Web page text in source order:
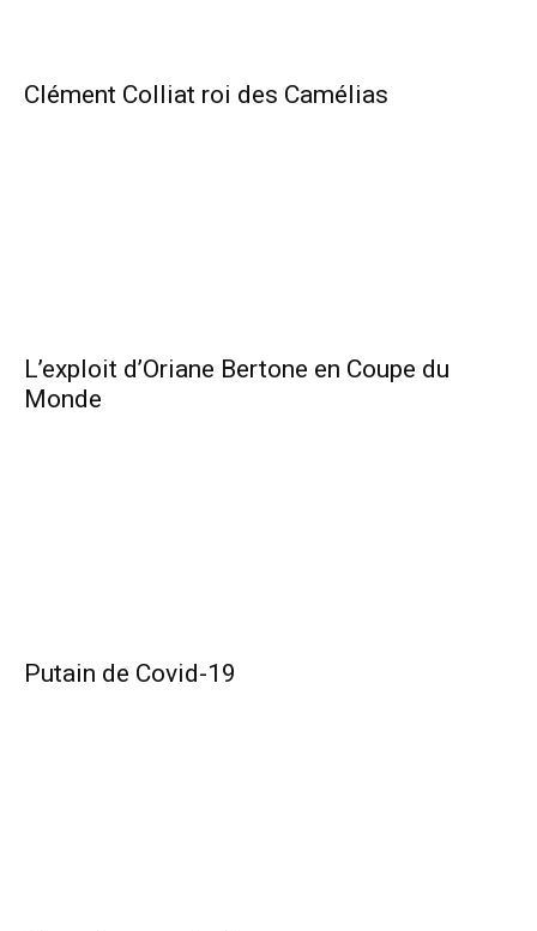
Clément Colliat roi des Camélias
L’exploit d’Oriane Bertone en Coupe du
Monde
Putain de Covid-19